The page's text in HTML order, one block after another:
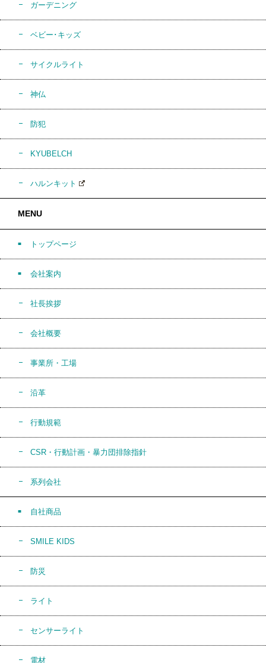
ガーデニング
ベビー･キッズ
サイクルライト
神仏
防犯
KYUBELCH
ハルンキット
MENU
トップページ
会社案内
社長挨拶
会社概要
事業所・工場
沿革
行動規範
CSR・行動計画・暴力団排除指針
系列会社
自社商品
SMILE KIDS
防災
ライト
センサーライト
電材